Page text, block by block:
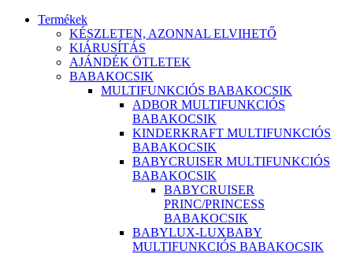
Termékek
KÉSZLETEN, AZONNAL ELVIHETŐ
KIÁRUSÍTÁS
AJÁNDÉK ÖTLETEK
BABAKOCSIK
MULTIFUNKCIÓS BABAKOCSIK
ADBOR MULTIFUNKCIÓS
BABAKOCSIK
KINDERKRAFT MULTIFUNKCIÓS
BABAKOCSIK
BABYCRUISER MULTIFUNKCIÓS
BABAKOCSIK
BABYCRUISER
PRINC/PRINCESS
BABAKOCSIK
BABYLUX-LUXBABY
MULTIFUNKCIÓS BABAKOCSIK